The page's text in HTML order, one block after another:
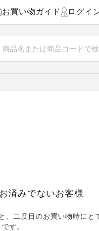
お買い物ガイド ログイ
済みでないお客様
、二度目のお買い物時にと
です。